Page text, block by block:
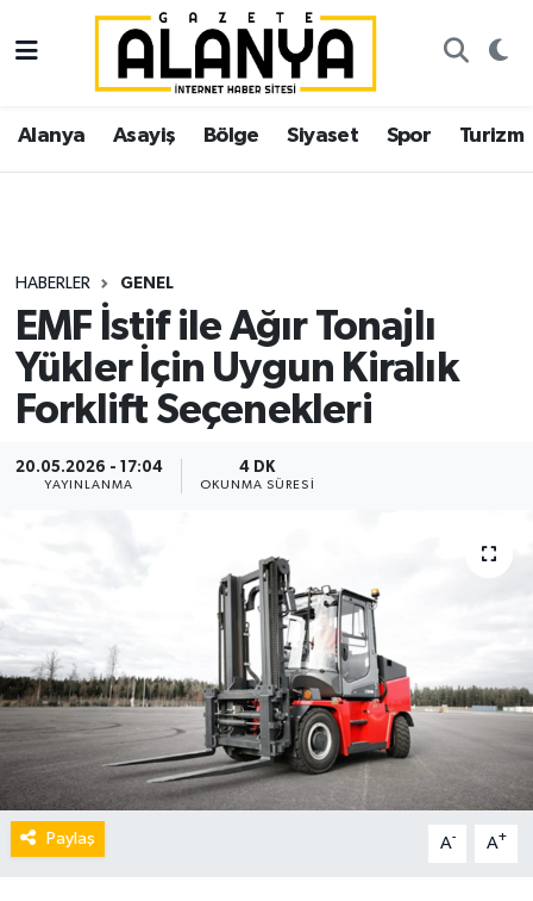
Alanya Asayiş Bölge Siyaset Spor Turizm
HABERLER GENEL
EMF İstif ile Ağır Tonajlı
Yükler İçin Uygun Kiralık
Forklift Seçenekleri
20.05.2026 - 17:04
YAYINLANMA
4 DK
OKUNMA SÜRESI
Paylaş A- A+
Alanya
Asayiş
Siyaset
Spor
Turizm
İstanbul Nöbetçi Eczaneler
İstanbul Hava Durumu
Süper Lig Puan Durumu ve Fikstür
Tüm Manşetler
Son Dakika Haberleri